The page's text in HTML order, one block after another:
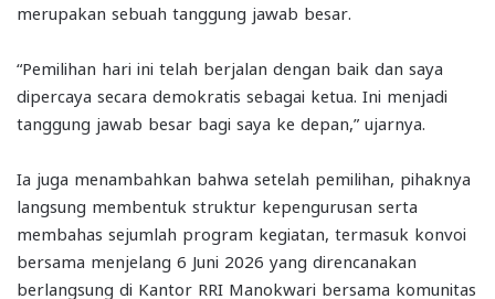
merupakan sebuah tanggung jawab besar.
“Pemilihan hari ini telah berjalan dengan baik dan saya
dipercaya secara demokratis sebagai ketua. Ini menjadi
tanggung jawab besar bagi saya ke depan,” ujarnya.
Ia juga menambahkan bahwa setelah pemilihan, pihaknya
langsung membentuk struktur kepengurusan serta
membahas sejumlah program kegiatan, termasuk konvoi
bersama menjelang 6 Juni 2026 yang direncanakan
berlangsung di Kantor RRI Manokwari bersama komunitas